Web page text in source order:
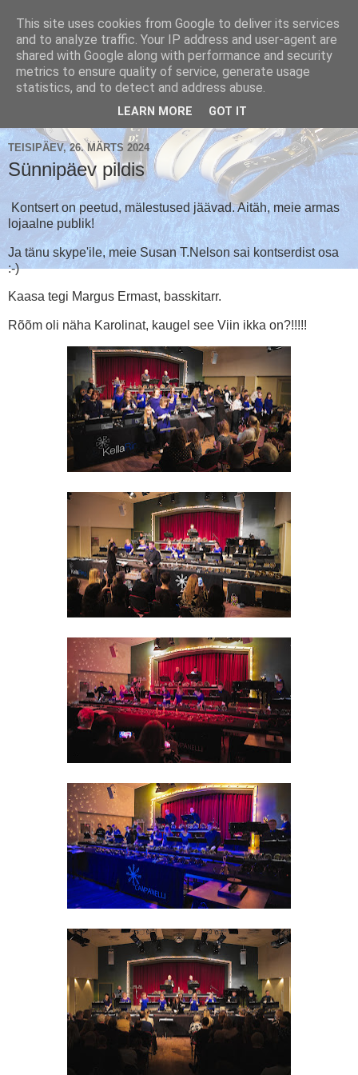
Käsikellade ansambel / Handbell Ensemble
TEISIPÄEV, 26. MÄRTS 2024
Sünnipäev pildis
Kontsert on peetud, mälestused jäävad. Aitäh, meie armas
lojaalne publik!
Ja tänu skype'ile, meie Susan T.Nelson sai kontserdist osa
:-)
Kaasa tegi Margus Ermast, basskitarr.
Rõõm oli näha Karolinat, kaugel see Viin ikka on?!!!!!
This site uses cookies from Google to deliver its services
and to analyze traffic. Your IP address and user-agent are
shared with Google along with performance and security
metrics to ensure quality of service, generate usage
statistics, and to detect and address abuse.
LEARN MORE GOT IT